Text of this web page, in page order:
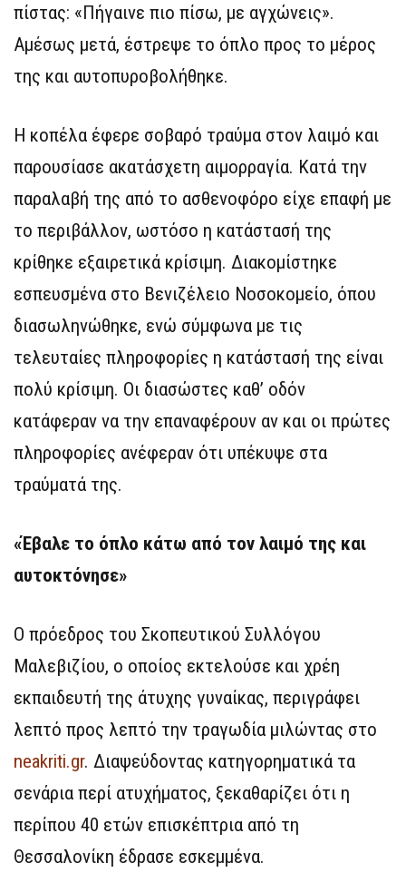
πίστας: «Πήγαινε πιο πίσω, με αγχώνεις».
Αμέσως μετά, έστρεψε το όπλο προς το μέρος
της και αυτοπυροβολήθηκε.
Η κοπέλα έφερε σοβαρό τραύμα στον λαιμό και
παρουσίασε ακατάσχετη αιμορραγία. Κατά την
παραλαβή της από το ασθενοφόρο είχε επαφή με
το περιβάλλον, ωστόσο η κατάστασή της
κρίθηκε εξαιρετικά κρίσιμη. Διακομίστηκε
εσπευσμένα στο Βενιζέλειο Νοσοκομείο, όπου
διασωληνώθηκε, ενώ σύμφωνα με τις
τελευταίες πληροφορίες η κατάστασή της είναι
πολύ κρίσιμη. Οι διασώστες καθ’ οδόν
κατάφεραν να την επαναφέρουν αν και οι πρώτες
πληροφορίες ανέφεραν ότι υπέκυψε στα
τραύματά της.
«Έβαλε το όπλο κάτω από τον λαιμό της και
αυτοκτόνησε»
Ο πρόεδρος του Σκοπευτικού Συλλόγου
Μαλεβιζίου, ο οποίος εκτελούσε και χρέη
εκπαιδευτή της άτυχης γυναίκας, περιγράφει
λεπτό προς λεπτό την τραγωδία μιλώντας στο
neakriti.gr. Διαψεύδοντας κατηγορηματικά τα
σενάρια περί ατυχήματος, ξεκαθαρίζει ότι η
περίπου 40 ετών επισκέπτρια από τη
Θεσσαλονίκη έδρασε εσκεμμένα.